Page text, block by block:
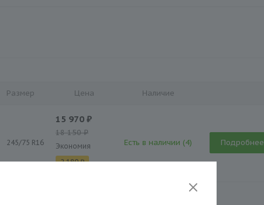
Размер Цена Наличие
245/75 R16
15 970 ₽
18 150 ₽
Экономия
2 180 ₽
Есть в наличии (4) Подробнее